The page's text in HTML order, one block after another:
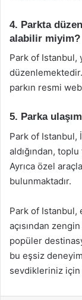
4. Parkta
alabilir miyim?
Park of Istanbul,
parkın resmi
5. Parka
Park of Istanbul,
aldığından,
Ayrıca özel
bulunmaktadır.
Park of Istanbul,
açısından
popüler
bu eşsiz
sevdikleriniz için